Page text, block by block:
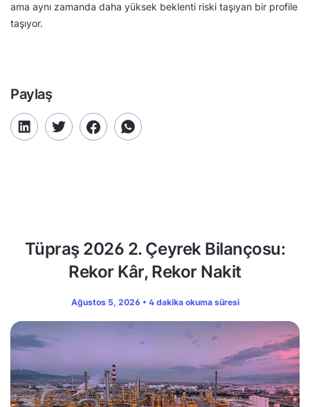
ama aynı zamanda daha yüksek beklenti riski taşıyan bir profile
taşıyor.
Paylaş
Tüpraş 2026 2. Çeyrek Bilançosu:
Rekor Kâr, Rekor Nakit
Ağustos 5, 2026 • 4 dakika okuma süresi